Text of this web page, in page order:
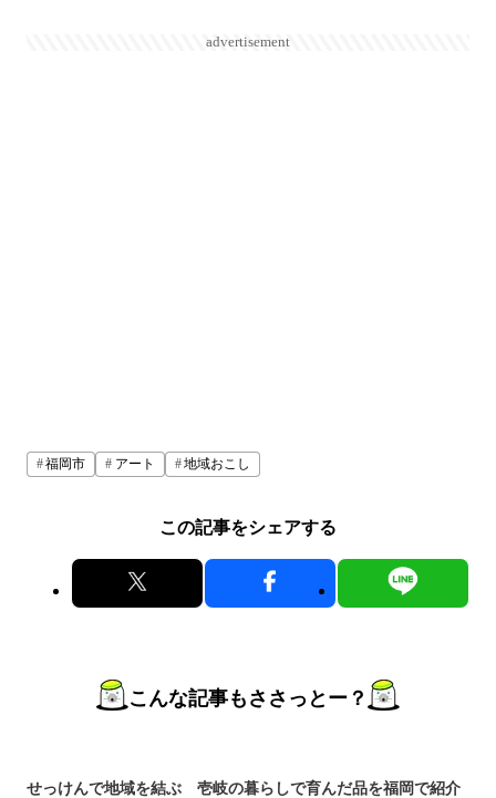
advertisement
福岡市 アート 地域おこし
この記事をシェアする
こんな記事もささっとー？
せっけんで地域を結ぶ 壱岐の暮らしで育んだ品を福岡で紹介